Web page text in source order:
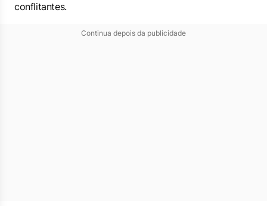
conflitantes.
Continua depois da publicidade